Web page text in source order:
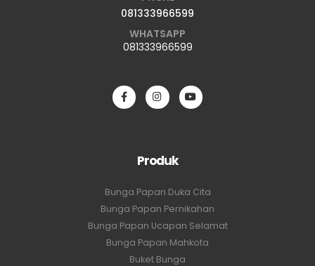
081333966599
WHATSAPP
081333966599
Produk
Bunga Papan Duka Cita
Bunga Papan Pernikahan
Bunga Papan Ucapan Selamat
Bunga Papan Mahkota
Buket Bunga